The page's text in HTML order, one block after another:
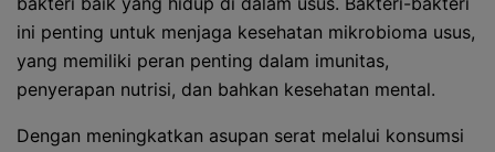
ini penting untuk menjaga kesehatan mikrobioma usus,
yang memiliki peran penting dalam imunitas,
penyerapan nutrisi, dan bahkan kesehatan mental.
Dengan meningkatkan asupan serat melalui konsumsi